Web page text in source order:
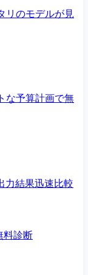
リのモデルが見
な予算計画で無
力結果迅速比較
料診断